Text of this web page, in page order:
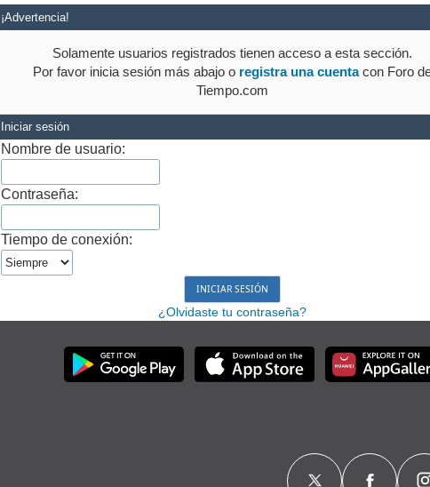
¡Advertencia!
Solamente usuarios registrados tienen acceso a esta sección.
Por favor inicia sesión más abajo o registra una cuentacon Foro
Tiempo.com
Iniciar sesión
Nombre de usuario:
Contraseña:
Tiempo de conexión:
¿Olvidaste tu contraseña?